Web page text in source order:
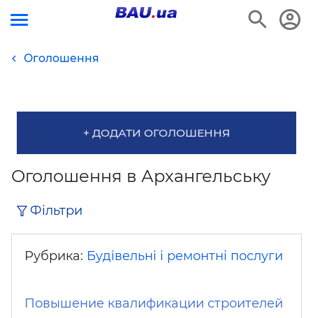
Оголошення
+ ДОДАТИ ОГОЛОШЕННЯ
Оголошення в Архангельську
Фільтри
Рубрика: Будівельні і ремонтні послуги
Повышение квалификации строителей